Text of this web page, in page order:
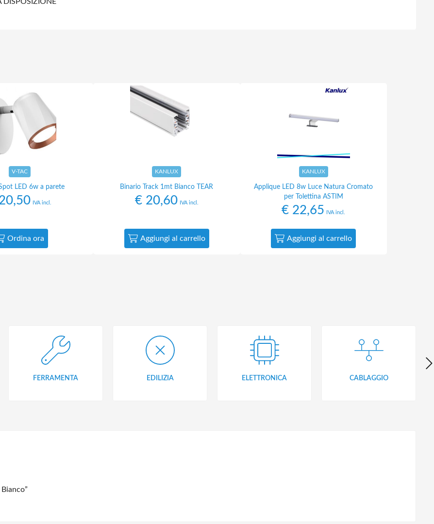
V-TAC
LED 6w a parete
IVA incl.
Ordina ora
KANLUX
Binario Track 1mt Bianco TEAR
€20,60 IVA incl.
Aggiungi al carrello
KANLUX
Applique LED 8w Luce Natura Cromato
per Tolettina ASTIM
€ 22,65 IVA incl.
Aggiungi al carrello
FERRAMENTA EDILIZIA ELETTRONICA CABLAGGIO